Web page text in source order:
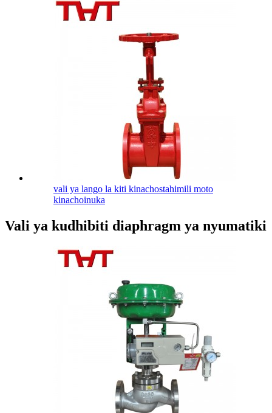
vali ya lango la kiti kinachostahimili moto
kinachoinuka
Vali ya kudhibiti diaphragm ya nyumatiki